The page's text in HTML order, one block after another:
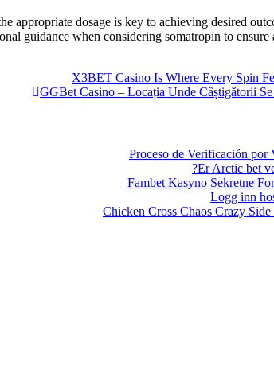
appropriate dosage is key to achieving desired
guidance when considering somatropin to ensure
X3BET Casino Is Where Every Spin
GGBet Casino – Locația Unde Câștigătorii
Proceso de Verificación por
Er Arctic bet
Fambet Kasyno Sekretne
Logg inn
Chicken Cross Chaos Crazy